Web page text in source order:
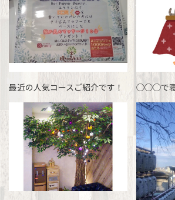
最近の人気コースご紹介です！ ◯◯◯で寝